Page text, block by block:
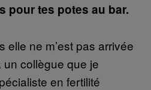
pour tes potes au bar.
elle ne m’est pas arrivée
un collègue que je
en fertilité